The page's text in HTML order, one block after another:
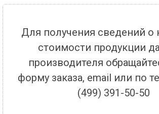
Для получения сведений о
стоимости продукции
производителя
форму заказа, email или по
(499) 391-50-50